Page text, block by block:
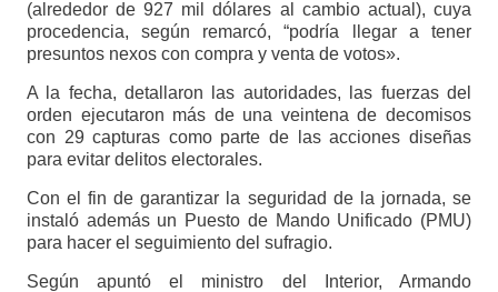
(alrededor de 927 mil dólares al cambio actual), cuya
procedencia, según remarcó, “podría llegar a tener
presuntos nexos con compra y venta de votos».
A la fecha, detallaron las autoridades, las fuerzas del
orden ejecutaron más de una veintena de decomisos
con 29 capturas como parte de las acciones diseñas
para evitar delitos electorales.
Con el fin de garantizar la seguridad de la jornada, se
instaló además un Puesto de Mando Unificado (PMU)
para hacer el seguimiento del sufragio.
Según apuntó el ministro del Interior, Armando